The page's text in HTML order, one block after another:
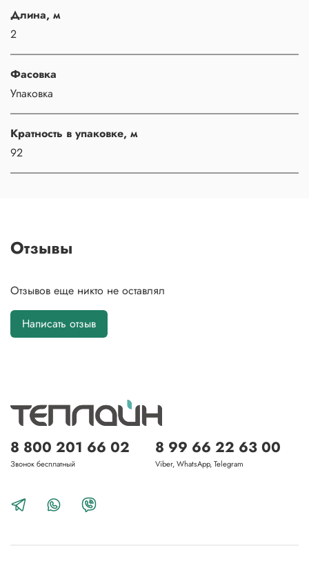
Длина, м
2
Фасовка
Упаковка
Кратность в упаковке, м
92
Отзывы
Отзывов еще никто не оставлял
Написать отзыв
8 800 201 66 02
Звонок бесплатный
8 99 66 22 63 00
Viber, WhatsApp, Telegram